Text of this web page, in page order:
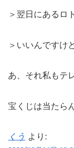
＞翌日にあるロ
＞いいんですけ
あ、それ私もテ
宝くじは当たら
くう より: